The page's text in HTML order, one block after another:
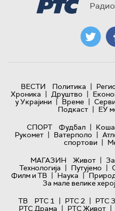
ВЕСТИ Политика |
Хроника | Друштво |
у Украјини | Време |
Подкаст | ЕУ
СПОРТ
Фудбал |
Рукомет | Ватерполо |
спортови |
МАГАЗИН
Живот |
Технологијa | Путујемо |
Филм и ТВ | Наука |
За мале велике
ТВ
РТС 1 | РТС 2 | РТС 3
РТС Драма | РТС Живот |